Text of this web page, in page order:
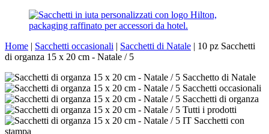
Home | Sacchetti occasionali | Sacchetti di Natale | 10 pz Sacchetti
di organza 15 x 20 cm - Natale / 5